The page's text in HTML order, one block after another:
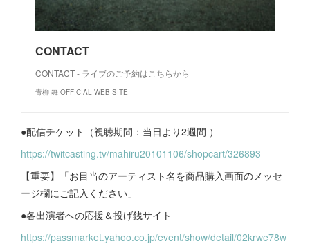
CONTACT
CONTACT - ライブのご予約はこちらから
青柳 舞 OFFICIAL WEB SITE
●配信チケット（視聴期間：当日より2週間 ）
https://twitcasting.tv/mahiru20101106/shopcart/326893
【重要】「お目当のアーティスト名を商品購入画面のメッセ
ージ欄にご記入ください」
●各出演者への応援＆投げ銭サイト
https://passmarket.yahoo.co.jp/event/show/detail/02krwe78w